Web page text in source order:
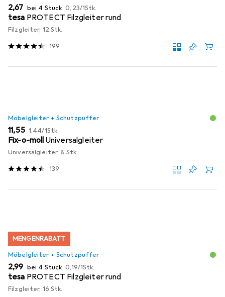
EUR
2,67 bei 4 Stück EUR
0,23/1Stk.
tesa PROTECT Filzgleiter rund
Filzgleiter, 12 Stk.
199
Möbelgleiter + Schutzpuffer
EUR
11,55 EUR
1,44/1Stk.
Fix-o-moll Universalgleiter
Universalgleiter, 8 Stk.
139
MENGENRABATT
Möbelgleiter + Schutzpuffer
EUR
2,99 bei 4 Stück EUR
0,19/1Stk.
tesa PROTECT Filzgleiter rund
Filzgleiter, 16 Stk.